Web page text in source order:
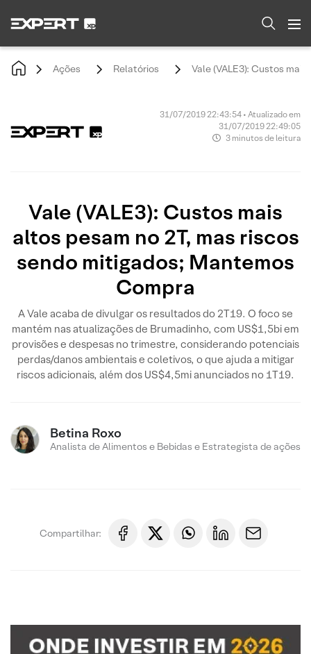
Ações Relatórios Vale (VALE3): Custos
31/07/2019 22:43:54 • Atualizado em
31/07/2019 22:49:05
3 minutos de leitura
Vale (VALE3): Custos mais
altos pesam no 2T, mas riscos
sendo mitigados; Mantemos
Compra
A Vale acaba de divulgar os resultados do 2T19. O foco se
mantém nas atualizações de Brumadinho, com US$1,5bi em
provisões e despesas no trimestre, considerando potenciais
perdas/danos ambientais e coletivos, o que ajuda a mitigar
riscos adicionais, além dos US$4,5mi anunciados no 1T19.
Betina Roxo
Analista de Alimentos e Bebidas e Estrategista de ações
Compartilhar: